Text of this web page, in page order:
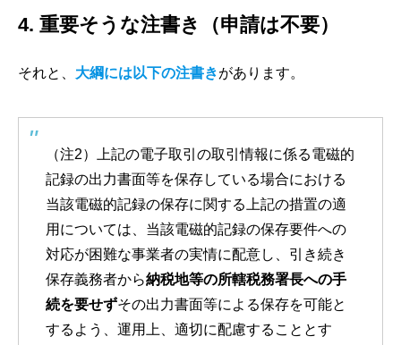
4. 重要そうな注書き（申請は不要）
それと、 大綱には以下の注書きがあります。
（注2）上記の電子取引の取引情報に係る電磁的
記録の出力書面等を保存している場合における
当該電磁的記録の保存に関する上記の措置の適
用については、当該電磁的記録の保存要件への
対応が困難な事業者の実情に配意し、引き続き
保存義務者から納税地等の所轄税務署長への手
続を要せずその出力書面等による保存を可能と
するよう、運用上、適切に配慮することとす